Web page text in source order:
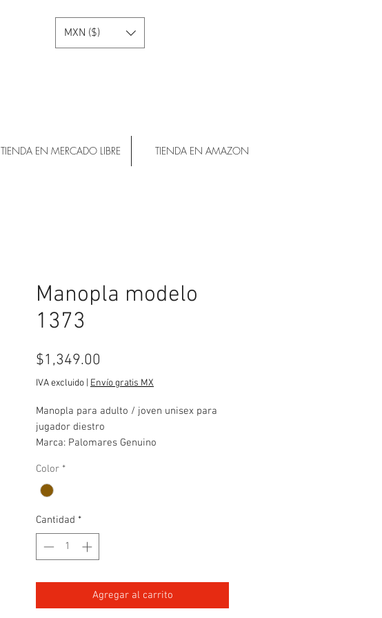
MXN ($)
TIENDA EN MERCADO LIBRE TIENDA EN AMAZON
Manopla modelo
1373
$1,349.00
IVA excluido Envío gratis MX
Manopla para adulto / joven unisex para
jugador diestro
Marca: Palomares Genuino
Material: 100% piel de res
Medida: 13 pulgadas
Color *
Cantidad *
Agregar al carrito